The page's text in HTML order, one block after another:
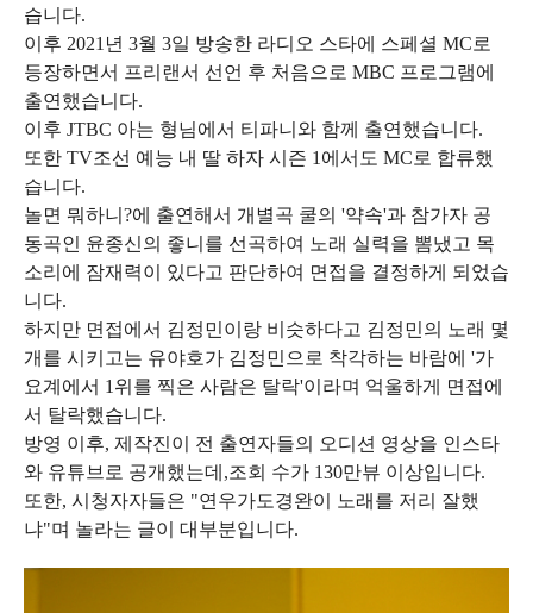
습니다.
이후 2021년 3월 3일 방송한 라디오 스타에 스페셜 MC로
등장하면서 프리랜서 선언 후 처음으로 MBC 프로그램에
출연했습니다.
이후 JTBC 아는 형님에서 티파니와 함께 출연했습니다.
또한 TV조선 예능 내 딸 하자 시즌 1에서도 MC로 합류했
습니다.
놀면 뭐하니?에 출연해서 개별곡 쿨의 '약속'과 참가자 공
동곡인 윤종신의 좋니를 선곡하여 노래 실력을 뽐냈고 목
소리에 잠재력이 있다고 판단하여 면접을 결정하게 되었습
니다.
하지만 면접에서 김정민이랑 비슷하다고 김정민의 노래 몇
개를 시키고는 유야호가 김정민으로 착각하는 바람에 '가
요계에서 1위를 찍은 사람은 탈락'이라며 억울하게 면접에
서 탈락했습니다.
방영 이후, 제작진이 전 출연자들의 오디션 영상을 인스타
와 유튜브로 공개했는데,조회 수가 130만뷰 이상입니다.
또한, 시청자자들은 "연우가도경완이 노래를 저리 잘했
냐"며 놀라는 글이 대부분입니다.